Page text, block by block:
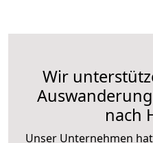
Wir
nach
Unser Unternehmen